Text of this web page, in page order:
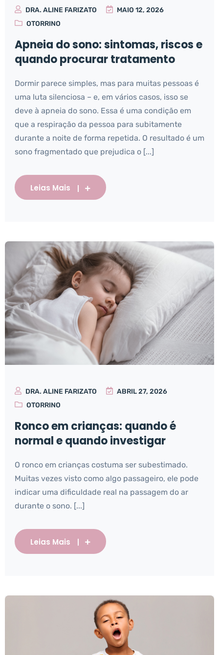
DRA. ALINE FARIZATO
MAIO 12, 2026
OTORRINO
Apneia do sono: sintomas, riscos e
quando procurar tratamento
Dormir parece simples, mas para muitas pessoas é
uma luta silenciosa – e, em vários casos, isso se
deve à apneia do sono. Essa é uma condição em
que a respiração da pessoa para subitamente
durante a noite de forma repetida. O resultado é um
sono fragmentado que prejudica o [...]
Leias Mais
DRA. ALINE FARIZATO
ABRIL 27, 2026
OTORRINO
Ronco em crianças: quando é
normal e quando investigar
O ronco em crianças costuma ser subestimado.
Muitas vezes visto como algo passageiro, ele pode
indicar uma dificuldade real na passagem do ar
durante o sono. [...]
Leias Mais